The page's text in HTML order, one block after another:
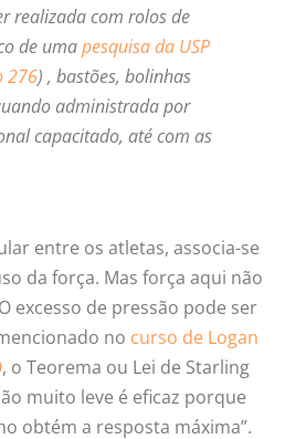
realizada com rolos de
de umapesquisa da USP
276) , bastões, bolinhas
administrada por
capacitado, até com as
entre os atletas, associa-se
da força. Mas força aqui não
excesso de pressão pode ser
no curso de Logan
, o Teorema ou Lei de Starling
muito leve é eficaz porque
obtém a resposta máxima”.